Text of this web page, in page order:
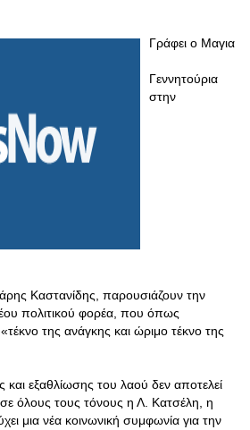
Γράφει ο Μαγια
Γεννητούρια
στην
Καστανίδης, παρουσιάζουν την
πολιτικού φορέα, που όπως
της ανάγκης και ώριμο τέκνο της
και εξαθλίωσης του λαού δεν αποτελεί
όλους τους τόνους η Λ. Κατσέλη, η
μια νέα κοινωνική συμφωνία για την